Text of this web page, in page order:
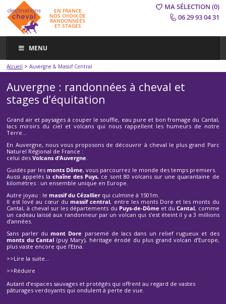
EN FRANCE
NOS CHOIX DE
RANDONNÉES
ET STAGES
MA SÉLECTION (0)
06 29 93 04 31
MENU
Accueil >Auvergne & Massif Central
Auvergne : randonnées à cheval et
stages d’équitation
Grand air et paysages à couper le souffle, eau pure et bon fromage du Cantal,
lacs miroirs du ciel et volcans qui nous rappellent les humeurs de notre
Terre…
En Auvergne, nous vous proposons de découvrir à cheval le plus grand Parc
Naturel Régional de France :
celui desVolcans d’Auvergne
Guidés par lesmonts Dôme, vous parcourrez le monde des temps premiers.
Aussi appelés la chaîne des Puys, ce sont 80 volcans sur une quarantaine de
kilomètres : un ensemble unique en Europe.
Autre joyau : lemassif du Cézallier qui culmine à 1501m.
Il est lové au cœur dumassif central, entre les monts Dore et les monts du
Cantal, à cheval sur les départements du Puys-de-Dôme et duCantal, comme
un cadeau laissé aux randonneur par un volcan qui s’est éteint il y a 3 millions
d’années.
Sans parler dumont Dore parsemé de lacs dans un relief rugueux et des
monts du Cantal (puy Mary), héritage érodé du plus grand volcan d’Europe,
plus vaste encore que l’Etna.
>>Lire la suite…
>>Réduire
Autant d’espaces sauvages et protégés qui offrent au regard de vastes
pâturages verdoyants qui ondulent à perte de vue.